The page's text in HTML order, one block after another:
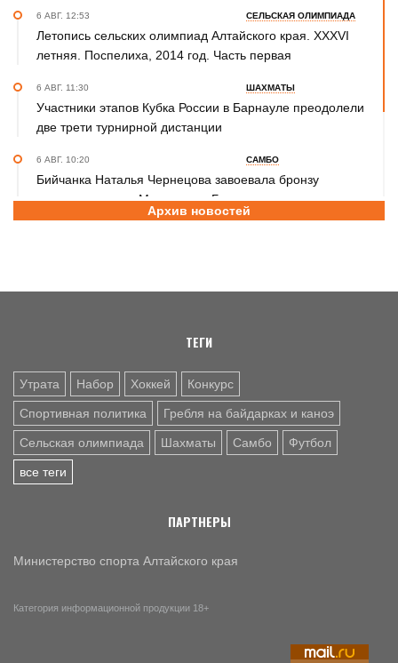
6 АВГ. 12:53 СЕЛЬСКАЯ ОЛИМПИАДА
Летопись сельских олимпиад Алтайского края. XXXVI
летняя. Поспелиха, 2014 год. Часть первая
6 АВГ. 11:30 ШАХМАТЫ
Участники этапов Кубка России в Барнауле преодолели
две трети турнирной дистанции
6 АВГ. 10:20 САМБО
Бийчанка Наталья Чернецова завоевала бронзу
международного Мемориала Бурдикова
Архив новостей
ТЕГИ
Утрата Набор Хоккей Конкурс
Спортивная политика Гребля на байдарках и каноэ
Сельская олимпиада Шахматы Самбо Футбол
все теги
ПАРТНЕРЫ
Министерство спорта Алтайского края
Категория информационной продукции 18+